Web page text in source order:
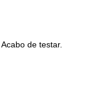
de testar.